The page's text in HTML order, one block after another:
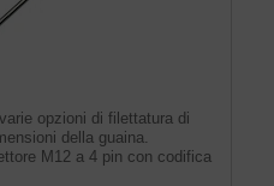
opzioni di filettatura di
della guaina.
M12 a 4 pin con codifica